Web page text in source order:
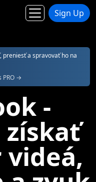
Sign Up
a spravovať ho na
PRO →
-